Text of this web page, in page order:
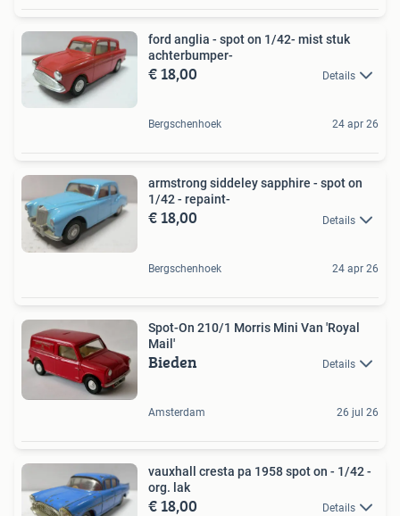
ford anglia - spot on 1/42- mist stuk
achterbumper-
€ 18,00 Details
Bergschenhoek 24 apr 26
armstrong siddeley sapphire - spot on
1/42 - repaint-
€ 18,00 Details
Bergschenhoek 24 apr 26
Spot-On 210/1 Morris Mini Van 'Royal
Mail'
Bieden Details
Amsterdam 26 jul 26
vauxhall cresta pa 1958 spot on - 1/42 -
org. lak
€ 18,00 Details